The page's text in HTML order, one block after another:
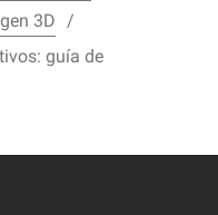
3D
guía de